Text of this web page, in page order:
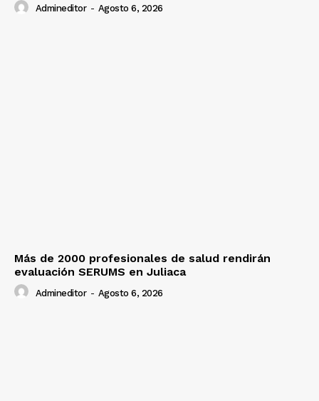
Admineditor - Agosto 6, 2026
Más de 2000 profesionales de salud rendirán
evaluación SERUMS en Juliaca
Admineditor - Agosto 6, 2026